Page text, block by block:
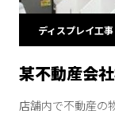
ディスプレイ工事
某不動産会
店舗内で不動産の